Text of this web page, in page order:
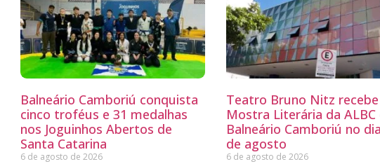
Balneário Camboriú conquista
cinco troféus e 31 medalhas
nos Joguinhos Abertos de
Santa Catarina
6 de agosto de 2026
Teatro Bruno Nitz recebe
Mostra Literária da ALBC
Balneário Camboriú no
de agosto
6 de agosto de 2026